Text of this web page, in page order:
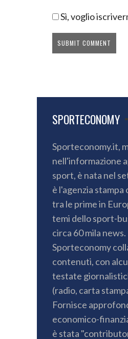
Sì, voglio
SPORTECONOMY
Sporteconomy.it,
nell'informazione
sport, è nata nel
è l'agenzia
tra le prime in
temi dello sport-
circa 60 mila news.
Sporteconomy
contenuti, con
testate
(radio, carta
Fornisce
economico-
è stata